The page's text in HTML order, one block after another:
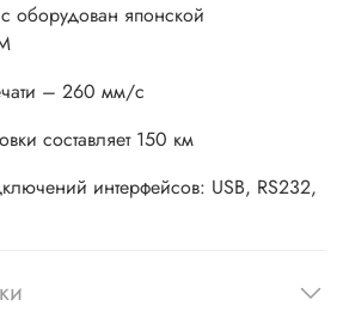
оборудован японской
– 260 мм/с
составляет 150 км
интерфейсов: USB, RS232,